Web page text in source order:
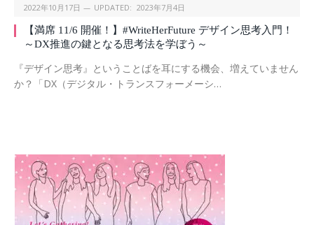
2022年10月17日 UPDATED: 2023年7月4日
【満席 11/6 開催！】#WriteHerFuture デザイン思考入門！
～DX推進の鍵となる思考法を学ぼう～
『デザイン思考』ということばを耳にする機会、増えていません
か？「DX（デジタル・トランスフォーメーシ…